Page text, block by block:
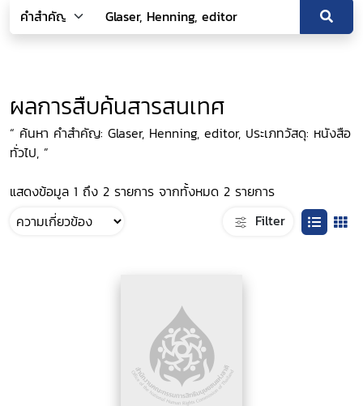
ผลการสืบค้นสารสนเทศ
“ ค้นหา คำสำคัญ: Glaser, Henning, editor, ประเภทวัสดุ: หนังสือ
ทั่วไป, ”
แสดงข้อมูล 1 ถึง 2 รายการ จากทั้งหมด 2 รายการ
Filter